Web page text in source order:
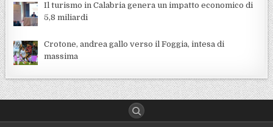
Il turismo in Calabria genera un impatto economico di
5,8 miliardi
Crotone, andrea gallo verso il Foggia, intesa di
massima